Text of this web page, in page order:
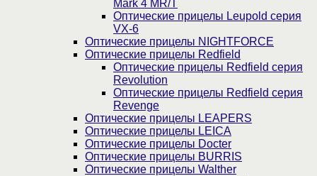
Mark 4 MR/T
Оптические прицелы Leupold серия
VX-6
Оптические прицелы NIGHTFORCE
Оптические прицелы Redfield
Оптические прицелы Redfield серия
Revolution
Оптические прицелы Redfield серия
Revenge
Оптические прицелы LEAPERS
Оптические прицелы LEICA
Оптические прицелы Docter
Оптические прицелы BURRIS
Оптические прицелы Walther